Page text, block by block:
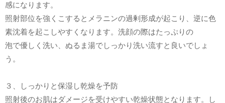
感になります。
照射部位を強くこするとメラニンの過剰形成が起こり、逆に色
素沈着を起こしやすくなります。洗顔の際はたっぷりの
泡で優しく洗い、ぬるま湯でしっかり洗い流すと良いでしょ
う。
３、しっかりと保湿し乾燥を予防
照射後のお肌はダメージを受けやすい乾燥状態となります。し